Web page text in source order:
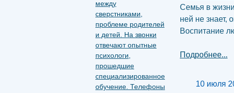
Семья в
ней не знает,
Воспитание
Подробнее...
10 июля